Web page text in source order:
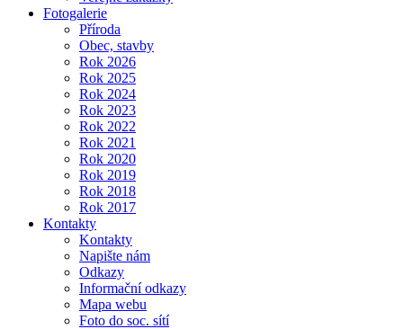
Fotogalerie
Příroda
Obec, stavby
Rok 2026
Rok 2025
Rok 2024
Rok 2023
Rok 2022
Rok 2021
Rok 2020
Rok 2019
Rok 2018
Rok 2017
Kontakty
Kontakty
Napište nám
Odkazy
Informační odkazy
Mapa webu
Foto do soc. sítí